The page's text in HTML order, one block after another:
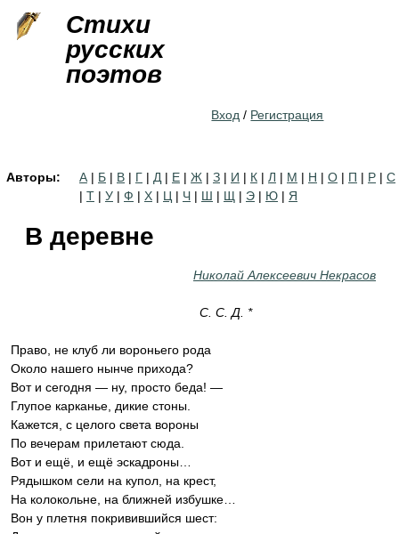
Стихи
русских
поэтов
Вход / Регистрация
Авторы: А | Б | В | Г | Д | Е | Ж | З | И | К | Л | М | Н | О | П | Р | С
| Т | У | Ф | Х | Ц | Ч | Ш | Щ | Э | Ю | Я
В деревне
Николай Алексеевич Некрасов
С. С. Д. *
Право, не клуб ли вороньего рода
Около нашего нынче прихода?
Вот и сегодня — ну, просто беда! —
Глупое карканье, дикие стоны.
Кажется, с целого света вороны
По вечерам прилетают сюда.
Вот и ещё, и ещё эскадроны…
Рядышком сели на купол, на крест,
На колокольне, на ближней избушке…
Вон у плетня покривившийся шест: